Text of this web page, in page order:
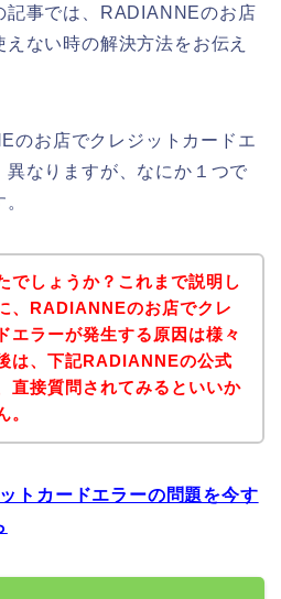
記事では、RADIANNEのお店
ない時の解決方法をお伝え
のお店でクレジットカードエ
なりますが、なにか１つで
でしょうか？これまで説明し
、RADIANNEのお店でクレ
エラーが発生する原因は様々
は、下記RADIANNEの公式
直接質問されてみるといいか
。
トカードエラーの問題を今す